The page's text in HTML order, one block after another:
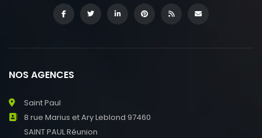
NOS AGENCES
Saint Paul
8 rue Marius et Ary Leblond 97460
SAINT PAUL Réunion